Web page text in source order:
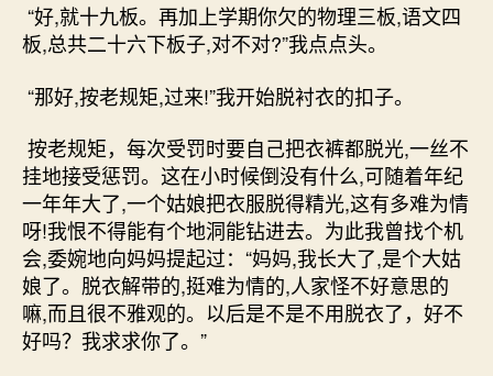
“好,就十九板。再加上学期你欠的物理三板,语文四
板,总共二十六下板子,对不对?”我点点头。
“那好,按老规矩,过来!”我开始脱衬衣的扣子。
按老规矩，每次受罚时要自己把衣裤都脱光,一丝不
挂地接受惩罚。这在小时候倒没有什么,可随着年纪
一年年大了,一个姑娘把衣服脱得精光,这有多难为情
呀!我恨不得能有个地洞能钻进去。为此我曾找个机
会,委婉地向妈妈提起过：“妈妈,我长大了,是个大姑
娘了。脱衣解带的,挺难为情的,人家怪不好意思的
嘛,而且很不雅观的。以后是不是不用脱衣了，好不
好吗？我求求你了。”